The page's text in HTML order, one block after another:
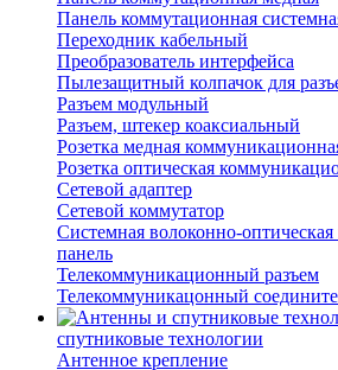
Панель коммутационная
Переходник кабельный
Преобразователь интерфейса
Пылезащитный колпачок для
Разъем модульный
Разъем, штекер коаксиальный
Розетка медная
Розетка оптическая
Сетевой адаптер
Сетевой коммутатор
Системная волоконно-
панель
Телекоммуникационный разъем
Телекоммуникацонный
спутниковые технологии
Антенное крепление